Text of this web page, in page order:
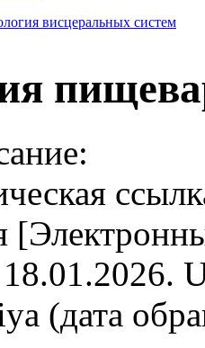
висцеральных систем
18.01.2026.
(дата